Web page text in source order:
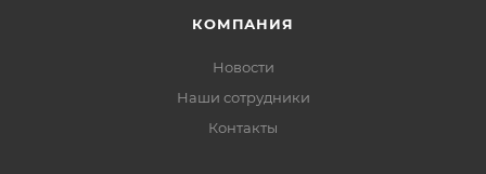
КОМПАНИЯ
Новости
Наши сотрудники
Контакты